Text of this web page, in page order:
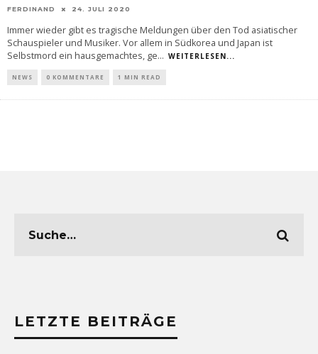
FERDINAND 24. JULI 2020
Immer wieder gibt es tragische Meldungen über den Tod asiatischer
Schauspieler und Musiker. Vor allem in Südkorea und Japan ist
Selbstmord ein hausgemachtes, ge... WEITERLESEN...
NEWS 0 KOMMENTARE 1 MIN READ
LETZTE BEITRÄGE